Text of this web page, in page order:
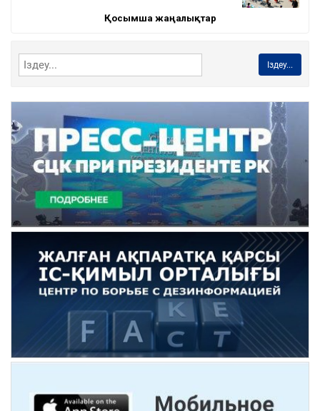
Қосымша жаңалықтар
Іздеу...